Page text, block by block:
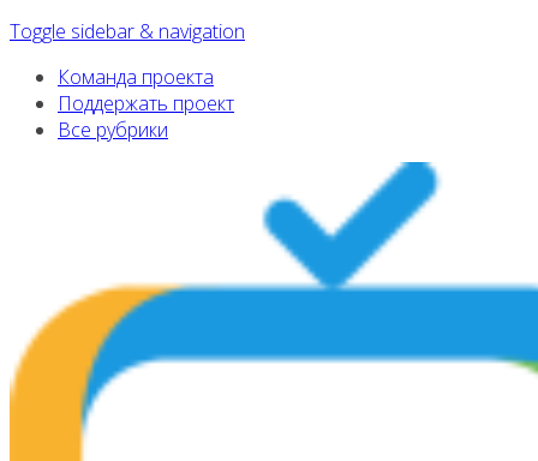
Toggle sidebar & navigation
Команда проекта
Поддержать проект
Все рубрики